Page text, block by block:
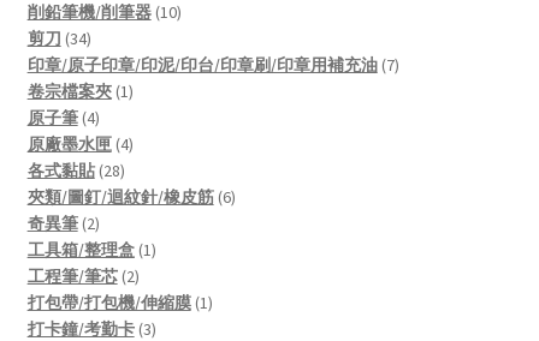
products
削鉛筆機/削筆器 1010
剪刀 3434
products
印章/原子印章/印泥/印台/印章刷/印章用補充油 77
卷宗檔案夾 11
原子筆 44
products
原廠墨水匣 44
各式黏貼 2828
products
夾類/圖釘/迴紋針/橡皮筋 66
奇異筆 22
products
工具箱/整理盒 11
工程筆/筆芯 22
products
打包帶/打包機/伸縮膜 11
打卡鐘/考勤卡 33